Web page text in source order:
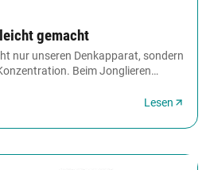
gemacht
nur unseren Denkapparat, sondern
Beim Jonglieren
Lesen